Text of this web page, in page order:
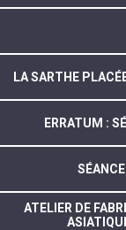
LA SARTHE
ERRATUM :
ATELIER DE